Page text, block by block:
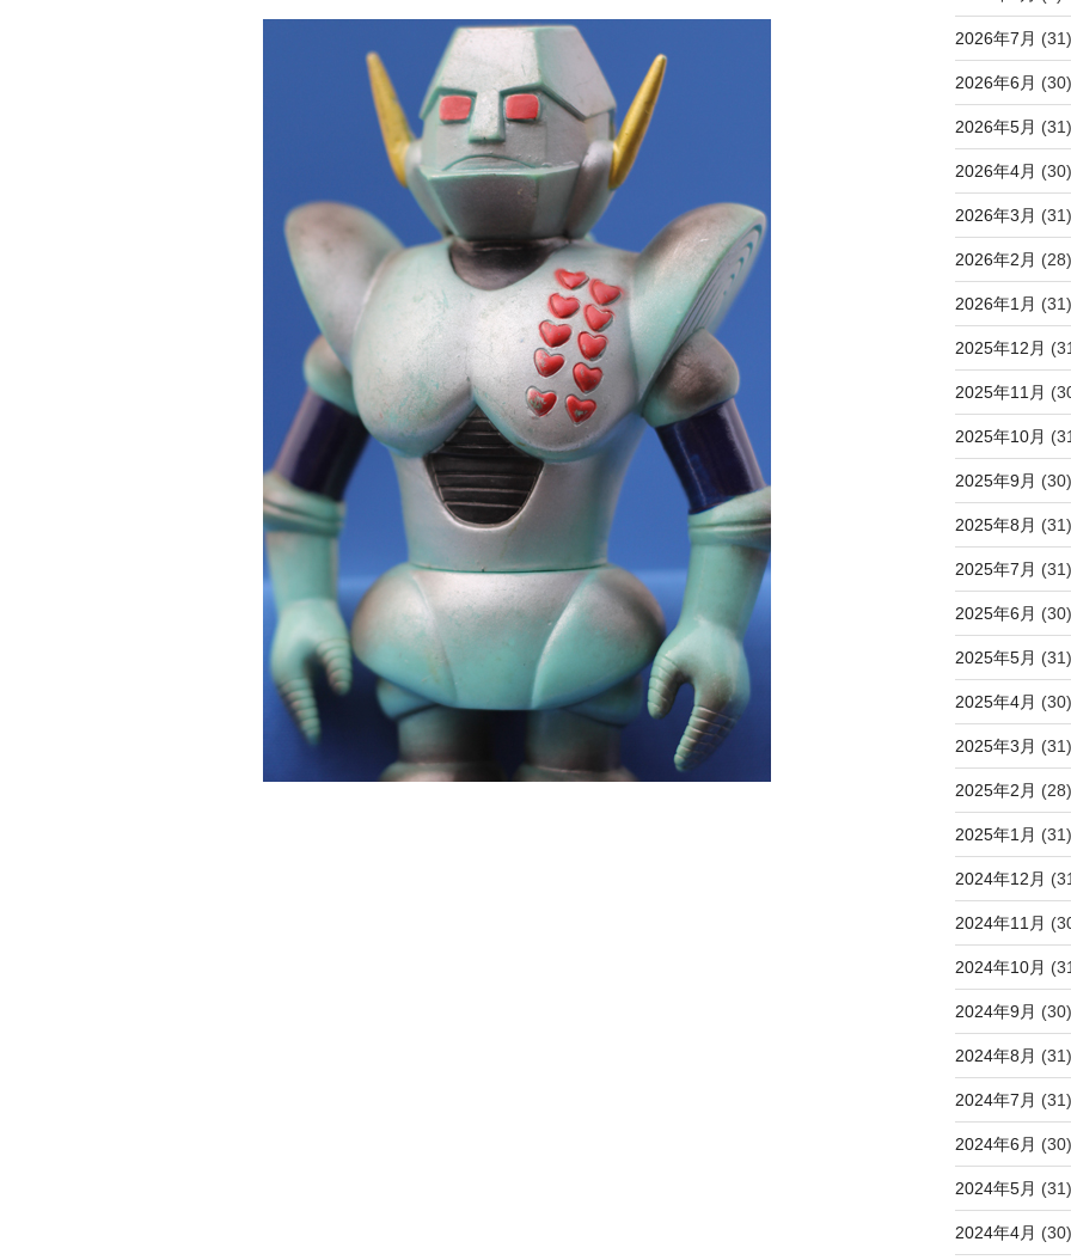
2026年7月 (31)
2026年6月 (30)
2026年5月 (31)
2026年4月 (30)
2026年3月 (31)
2026年2月 (28)
2026年1月 (31)
2025年12月
2025年11月
2025年10月
2025年9月 (30)
2025年8月 (31)
2025年7月 (31)
2025年6月 (30)
2025年5月 (31)
2025年4月 (30)
2025年3月 (31)
2025年2月 (28)
2025年1月 (31)
2024年12月
2024年11月
2024年10月
2024年9月 (30)
2024年8月 (31)
2024年7月 (31)
2024年6月 (30)
2024年5月 (31)
2024年4月 (30)